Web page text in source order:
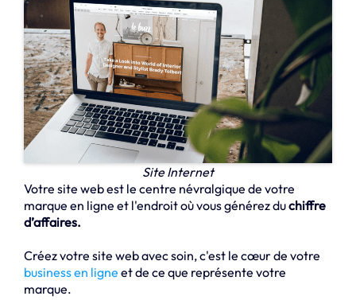
Site Internet
Votre site web est le centre névralgique de votre
marque en ligne et l'endroit où vous générez duchiffre
d’affaires.
Créez votre site web avec soin, c'est le cœur de votre
business en ligne et de ce que représente votre
marque.